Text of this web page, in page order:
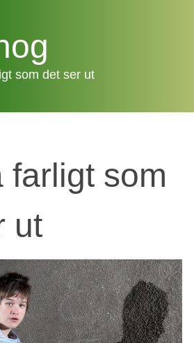
som det ser ut
farligt som
ut